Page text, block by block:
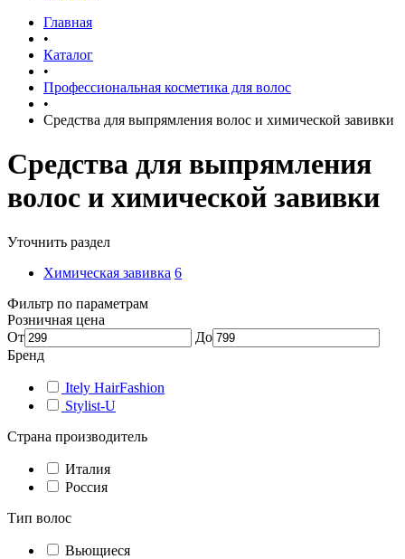
Главная
•
Каталог
•
Профессиональная косметика для волос
•
Средства для выпрямления волос и химической завивки
Средства для выпрямления
волос и химической завивки
Уточнить раздел
Химическая завивка 6
Фильтр по параметрам
Розничная цена
От
До
Бренд
Itely HairFashion
Stylist-U
Страна производитель
Италия
Россия
Тип волос
Вьющиеся